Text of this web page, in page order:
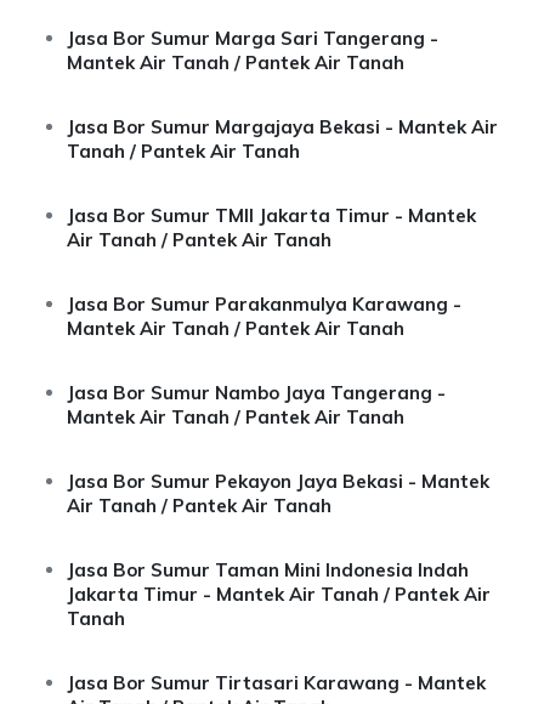
Jasa Bor Sumur Marga Sari Tangerang -
Mantek Air Tanah / Pantek Air Tanah
Jasa Bor Sumur Margajaya Bekasi - Mantek Air
Tanah / Pantek Air Tanah
Jasa Bor Sumur TMII Jakarta Timur - Mantek
Air Tanah / Pantek Air Tanah
Jasa Bor Sumur Parakanmulya Karawang -
Mantek Air Tanah / Pantek Air Tanah
Jasa Bor Sumur Nambo Jaya Tangerang -
Mantek Air Tanah / Pantek Air Tanah
Jasa Bor Sumur Pekayon Jaya Bekasi - Mantek
Air Tanah / Pantek Air Tanah
Jasa Bor Sumur Taman Mini Indonesia Indah
Jakarta Timur - Mantek Air Tanah / Pantek Air
Tanah
Jasa Bor Sumur Tirtasari Karawang - Mantek